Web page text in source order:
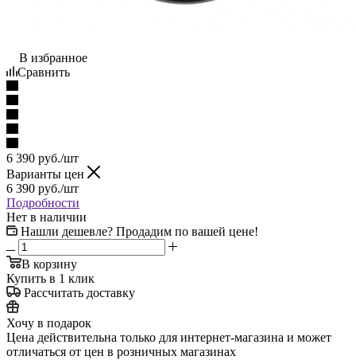
В избранное
Сравнить
6 390 руб./шт
Варианты цен
6 390 руб./шт
Подробности
Нет в наличии
Нашли дешевле? Продадим по вашей цене!
В корзину
Купить в 1 клик
Рассчитать доставку
Хочу в подарок
Цена действительна только для интернет-магазина и может
отличаться от цен в розничных магазинах